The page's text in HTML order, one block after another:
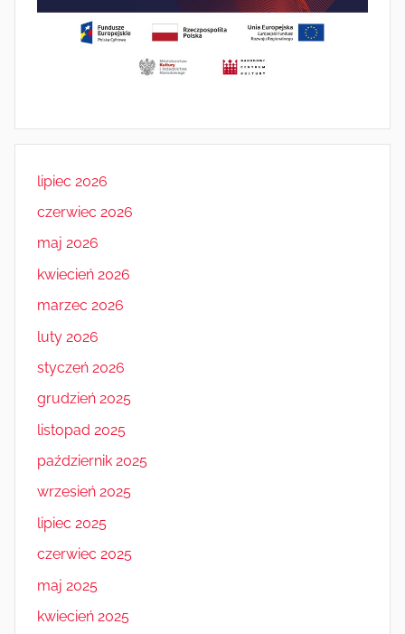
lipiec 2026
czerwiec 2026
maj 2026
kwiecień 2026
marzec 2026
luty 2026
styczeń 2026
grudzień 2025
listopad 2025
październik 2025
wrzesień 2025
lipiec 2025
czerwiec 2025
maj 2025
kwiecień 2025